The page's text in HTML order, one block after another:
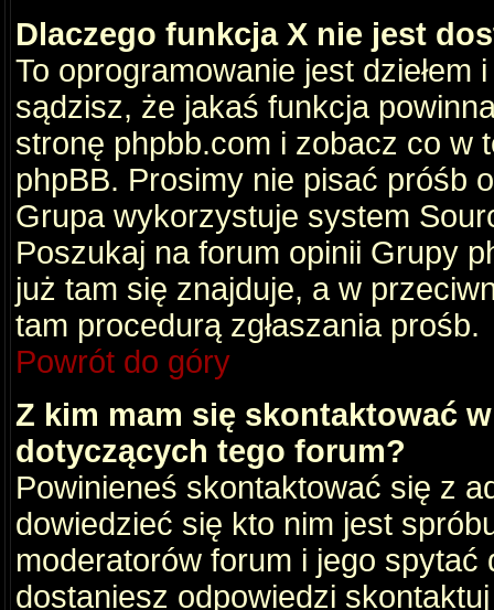
Dlaczego funkcja X nie jest
To oprogramowanie jest dziełem
sądzisz, że jakaś funkcja
stronę phpbb.com i zobacz co w
phpBB. Prosimy nie pisać próśb
Grupa wykorzystuje system
Poszukaj na forum opinii Grupy
już tam się znajduje, a w
tam procedurą zgłaszania prośb.
Powrót do góry
Z kim mam się skontaktować
dotyczących tego forum?
Powinieneś skontaktować się z
dowiedzieć się kto nim jest
moderatorów forum i jego
dostaniesz odpowiedzi